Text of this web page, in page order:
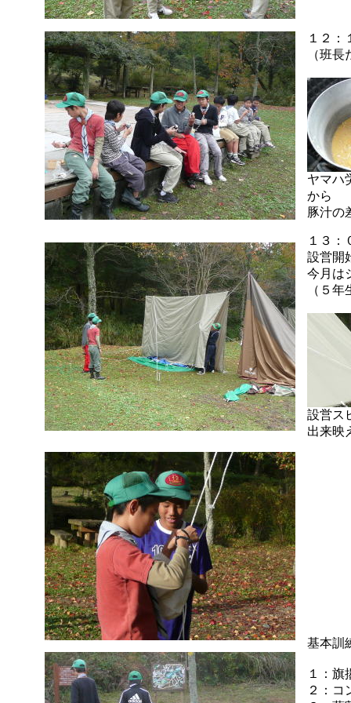
１２
（班
ヤマハ
から
豚汁の
１３：
設営開
今月は
（５
設営ス
出来映
基本訓
１：旗
２：コ